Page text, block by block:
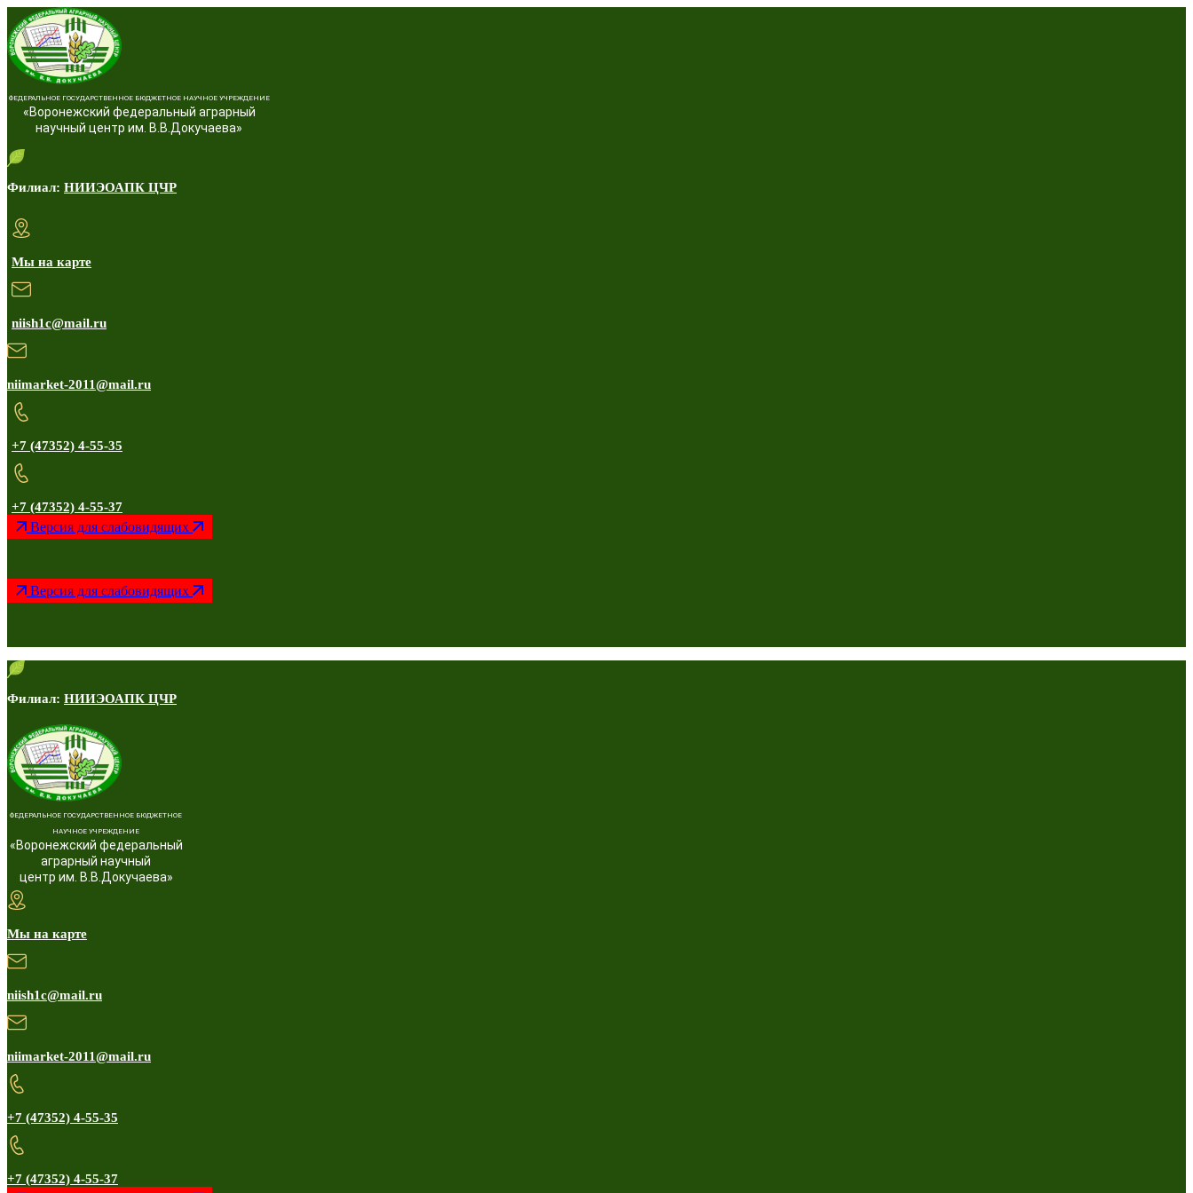
ФЕДЕРАЛЬНОЕ ГОСУДАРСТВЕННОЕ БЮДЖЕТНОЕ НАУЧНОЕ УЧРЕЖДЕНИЕ
«Воронежский федеральный аграрный
научный центр им. В.В.Докучаева»
Филиал: НИИЭОАПК ЦЧР
Мы на карте
niish1c@mail.ru
niimarket-2011@mail.ru
+7 (47352) 4-55-35
+7 (47352) 4-55-37
Версия для слабовидящих
Версия для слабовидящих
Филиал: НИИЭОАПК ЦЧР
ФЕДЕРАЛЬНОЕ ГОСУДАРСТВЕННОЕ БЮДЖЕТНОЕ
НАУЧНОЕ УЧРЕЖДЕНИЕ
«Воронежский федеральный
аграрный научный
центр им. В.В.Докучаева»
Мы на карте
niish1c@mail.ru
niimarket-2011@mail.ru
+7 (47352) 4-55-35
+7 (47352) 4-55-37